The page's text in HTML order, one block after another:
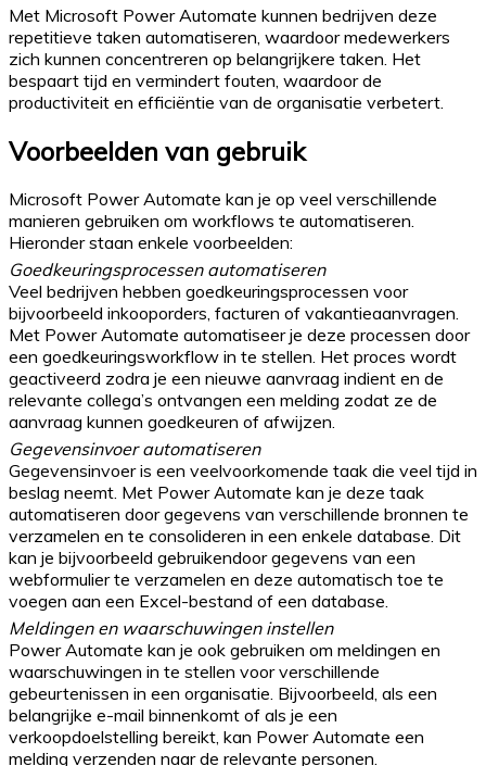
Met Microsoft Power Automate kunnen bedrijven deze
repetitieve taken automatiseren, waardoor medewerkers
zich kunnen concentreren op belangrijkere taken. Het
bespaart tijd en vermindert fouten, waardoor de
productiviteit en efficiëntie van de organisatie verbetert.
Voorbeelden van gebruik
Microsoft Power Automate kan je op veel verschillende
manieren gebruiken om workflows te automatiseren.
Hieronder staan enkele voorbeelden:
Goedkeuringsprocessen automatiseren
Veel bedrijven hebben goedkeuringsprocessen voor
bijvoorbeeld inkooporders, facturen of vakantieaanvragen.
Met Power Automate automatiseer je deze processen door
een goedkeuringsworkflow in te stellen. Het proces wordt
geactiveerd zodra je een nieuwe aanvraag indient en de
relevante collega’s ontvangen een melding zodat ze de
aanvraag kunnen goedkeuren of afwijzen.
Gegevensinvoer automatiseren
Gegevensinvoer is een veelvoorkomende taak die veel tijd in
beslag neemt. Met Power Automate kan je deze taak
automatiseren door gegevens van verschillende bronnen te
verzamelen en te consolideren in een enkele database. Dit
kan je bijvoorbeeld gebruikendoor gegevens van een
webformulier te verzamelen en deze automatisch toe te
voegen aan een Excel-bestand of een database.
Meldingen en waarschuwingen instellen
Power Automate kan je ook gebruiken om meldingen en
waarschuwingen in te stellen voor verschillende
gebeurtenissen in een organisatie. Bijvoorbeeld, als een
belangrijke e-mail binnenkomt of als je een
verkoopdoelstelling bereikt, kan Power Automate een
melding verzenden naar de relevante personen.